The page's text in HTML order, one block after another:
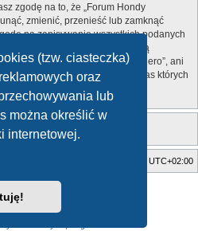
(tzw. ciasteczka)
oraz
lub
można określić w
internetowej.
zgodę na to, że „Forum Hondy
zmienić, przenieść lub zamknąć
na zapisywanie wszystkich podanych
danych. Informacje te nie będą
ale ani „Forum Hondy Varadero”, ani
za włamania do witryny, podczas których
UTC+02:00
Zuma Portal
® Forum Software © phpBB Limited
dostarcza